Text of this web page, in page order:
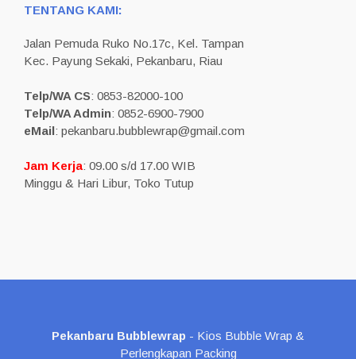
TENTANG KAMI:
Jalan Pemuda Ruko No.17c, Kel. Tampan
Kec. Payung Sekaki, Pekanbaru, Riau
Telp/WA CS: 0853-82000-100
Telp/WA Admin: 0852-6900-7900
eMail: pekanbaru.bubblewrap@gmail.com
Jam Kerja: 09.00 s/d 17.00 WIB
Minggu & Hari Libur, Toko Tutup
Pekanbaru Bubblewrap - Kios Bubble Wrap &
Perlengkapan Packing